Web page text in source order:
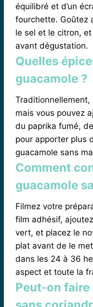
équilibré et d’un
fourchette. Goûtez
le sel et le citron,
avant dégustation.
Quelles
guacamole ?
mais vous pouvez
du paprika fumé,
pour apporter plus
guacamole sans
Comment
guacamole
Filmez votre
film adhésif,
vert, et placez le
plat avant de le
dans les 24 à 36
aspect et toute la
Peut-on